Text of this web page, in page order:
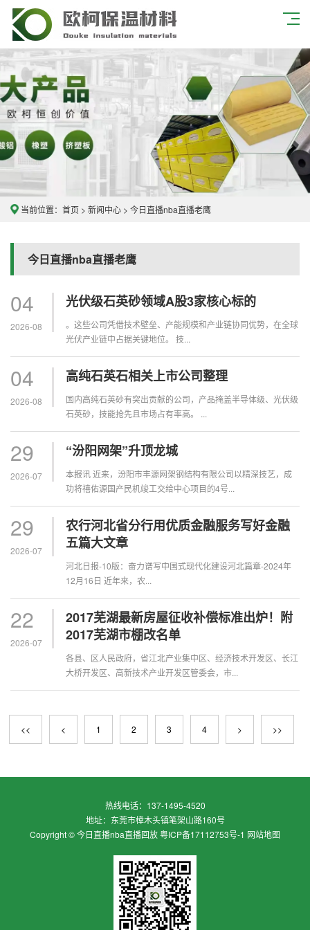
当前位置： 首页 > 新闻中心 > 今日直播nba直播老鹰
今日直播nba直播老鹰
04
2026-08
光伏级石英砂领域A股3家核心标的
。这些公司凭借技术壁垒、产能规模和产业链协同优势，在全球
光伏产业链中占据关键地位。 技...
04
2026-08
高纯石英石相关上市公司整理
国内高纯石英砂有突出贡献的公司，产品掩盖半导体级、光伏级
石英砂，技能抢先且市场占有率高。 ...
29
2026-07
“汾阳网架”升顶龙城
本报讯 近来，汾阳市丰源网架钢结构有限公司以精深技艺，成
功将禧佑源国产民机竣工交给中心项目的4号...
29
2026-07
农行河北省分行用优质金融服务写好金融
五篇大文章
河北日报-10版：奋力谱写中国式现代化建设河北篇章-2024年
12月16日 近年来，农...
22
2026-07
2017芜湖最新房屋征收补偿标准出炉！附
2017芜湖市棚改名单
各县、区人民政府，省江北产业集中区、经济技术开发区、长江
大桥开发区、高新技术产业开发区管委会，市...
<< < 1 2 3 4 > >>
热线电话： 137-1495-4520
地址： 东莞市樟木头镇笔架山路160号
Copyright ©今日直播nba直播回放粤ICP备17112753号-1 网站地图